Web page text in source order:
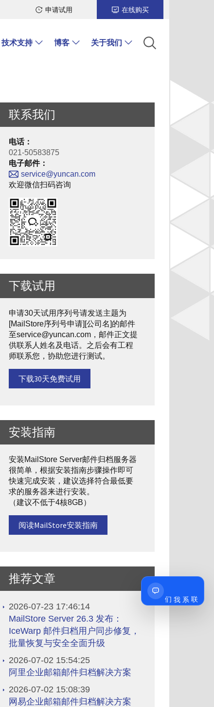
申请试用 在线购买
技术支持 博客 关于我们
联系我们
电话：
021-50583875
电子邮件：
service@yuncan.com
欢迎微信扫码咨询
下载试用
申请30天试用序列号请发送主题为
[MailStore序列号申请][公司名]的邮件
至service@yuncan.com，邮件正文提
供联系人姓名及电话。之后会有工程
师联系您，协助您进行测试。
下载30天免费试用
安装指南
安装MailStore Server邮件归档服务器
很简单，根据安装指南步骤操作即可
快速完成安装，建议选择符合最低要
求的服务器来进行安装。
（建议不低于4核8GB）
阅读MailStore安装指南
推荐文章
2026-07-23 17:46:14
MailStore Server 26.3 发布：
IceWarp 邮件归档用户同步修复，
批量恢复与安全全面升级
2026-07-02 15:54:25
阿里企业邮箱邮件归档解决方案
2026-07-02 15:08:39
网易企业邮箱邮件归档解决方案